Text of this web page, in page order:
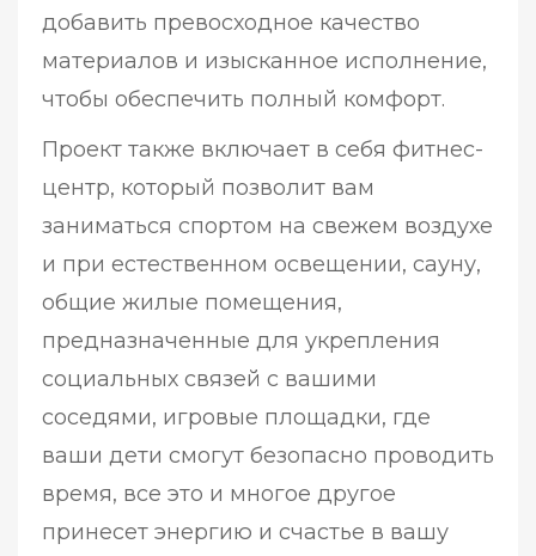
добавить превосходное качество
материалов и изысканное исполнение,
чтобы обеспечить полный комфорт.
Проект также включает в себя фитнес-
центр, который позволит вам
заниматься спортом на свежем воздухе
и при естественном освещении, сауну,
общие жилые помещения,
предназначенные для укрепления
социальных связей с вашими
соседями, игровые площадки, где
ваши дети смогут безопасно проводить
время, все это и многое другое
принесет энергию и счастье в вашу